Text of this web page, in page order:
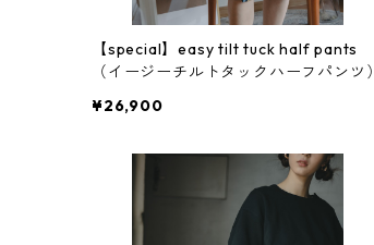
【special】easy tilt tuck half pants
（イージーチルトタックハーフパンツ）
¥26,900